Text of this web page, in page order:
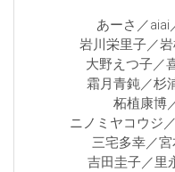
あーさ／aiai
岩川栄里子／
大野えつ子／
霜月青鈍／杉
柘植康博
ニノミヤコウジ
三宅多幸／
吉田圭子／里